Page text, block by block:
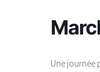
Une journée